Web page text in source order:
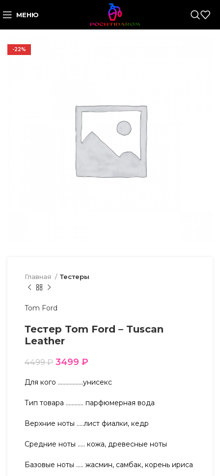
МЕНЮ
-22%
Главная Тестеры
Tom Ford
Тестер Tom Ford – Tuscan
Leather
4499₽ 3499 ₽
Для кого ……………..унисекс
Тип товара ………… парфюмерная вода
Верхние ноты …..лист фиалки, кедр
Средние ноты ….. кожа, древесные ноты
Базовые ноты ….. жасмин, самбак, корень ириса